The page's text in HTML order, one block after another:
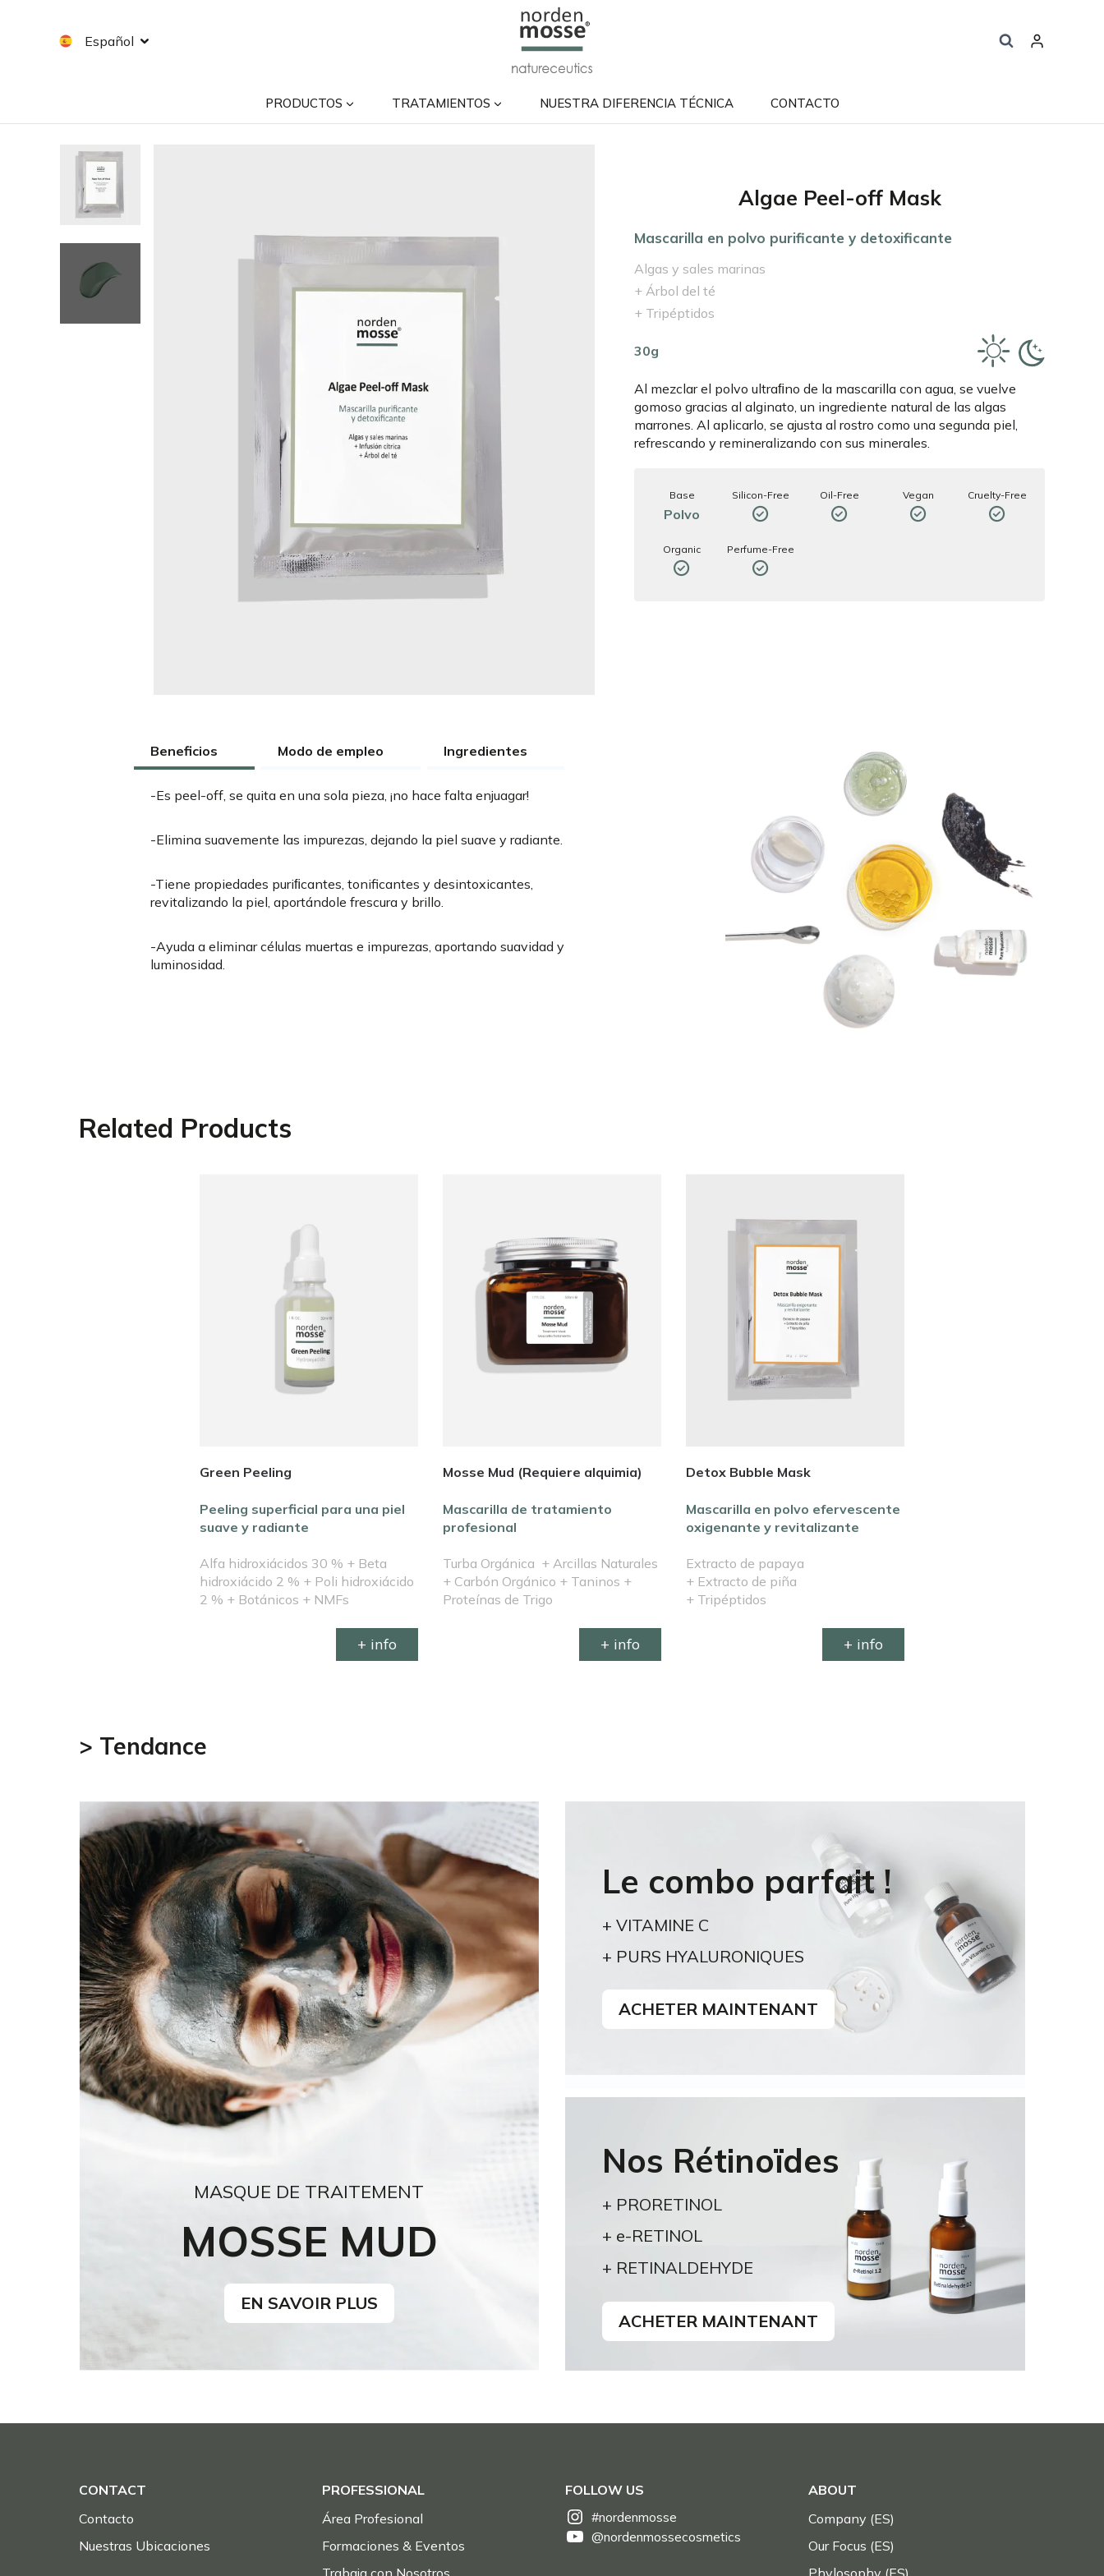
contenido
Español
PRODUCTOS TRATAMIENTOS NUESTRA DIFERENCIA TÉCNICA CONTACTO
Algae Peel-off Mask
Mascarilla en polvo purificante y detoxificante
Algas y sales marinas
+ Árbol del té
+ Tripéptidos
30g
Al mezclar el polvo ultraﬁno de la mascarilla con agua, se vuelve
gomoso gracias al alginato, un ingrediente natural de las algas
marrones. Al aplicarlo, se ajusta al rostro como una segunda piel,
refrescando y remineralizando con sus minerales.
Base
Polvo
Silicon-Free Oil-Free Vegan Cruelty-Free
Organic Perfume-Free
Beneficios Modo de empleo Ingredientes
-Es peel-off, se quita en una sola pieza, ¡no hace falta enjuagar!
-Elimina suavemente las impurezas, dejando la piel suave y radiante.
-Tiene propiedades puriﬁcantes, tonificantes y desintoxicantes,
revitalizando la piel, aportándole frescura y brillo.
-Ayuda a eliminar células muertas e impurezas, aportando suavidad y
luminosidad.
Related Products
Green Peeling
Peeling superficial para una piel
suave y radiante
Alfa hidroxiácidos 30 % + Beta
hidroxiácido 2 % + Poli hidroxiácido
2 % + Botánicos + NMFs
+ info
Mosse Mud (Requiere alquimia)
Mascarilla de tratamiento
profesional
Turba Orgánica + Arcillas Naturales
+ Carbón Orgánico + Taninos +
Proteínas de Trigo
+ info
Detox Bubble Mask
Mascarilla en polvo efervescente
oxigenante y revitalizante
Extracto de papaya
+ Extracto de piña
+ Tripéptidos
+ info
> Tendance
MASQUE DE TRAITEMENT
MOSSE MUD
EN SAVOIR PLUS
Le combo parfait !
+ VITAMINE C
+ PURS HYALURONIQUES
ACHETER MAINTENANT
Nos Rétinoïdes
+ PRORETINOL
+ e-RETINOL
+ RETINALDEHYDE
ACHETER MAINTENANT
CONTACT
Contacto
Nuestras Ubicaciones
PROFESSIONAL
Área Profesional
Formaciones & Eventos
Trabaja con Nosotros
FOLLOW US
#nordenmosse
@nordenmossecosmetics
ABOUT
Company (ES)
Our Focus (ES)
Phylosophy (ES)